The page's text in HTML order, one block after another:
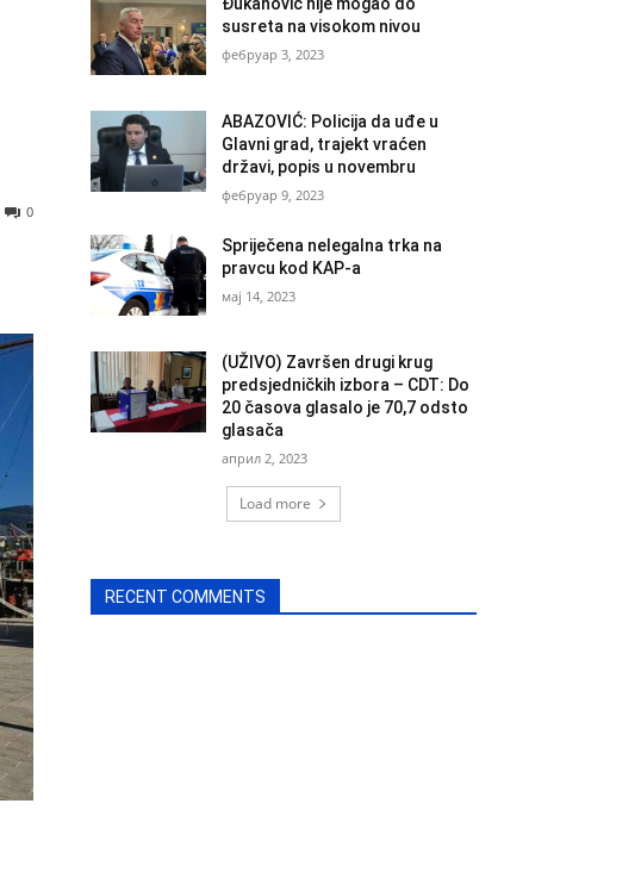
0
Đukanović nije mogao do
susreta na visokom nivou
фебруар 3, 2023
ABAZOVIĆ: Policija da uđe u
Glavni grad, trajekt vraćen
državi, popis u novembru
фебруар 9, 2023
Spriječena nelegalna trka na
pravcu kod KAP-a
мај 14, 2023
(UŽIVO) Završen drugi krug
predsjedničkih izbora – CDT: Do
20 časova glasalo je 70,7 odsto
glasača
април 2, 2023
Load more
RECENT COMMENTS